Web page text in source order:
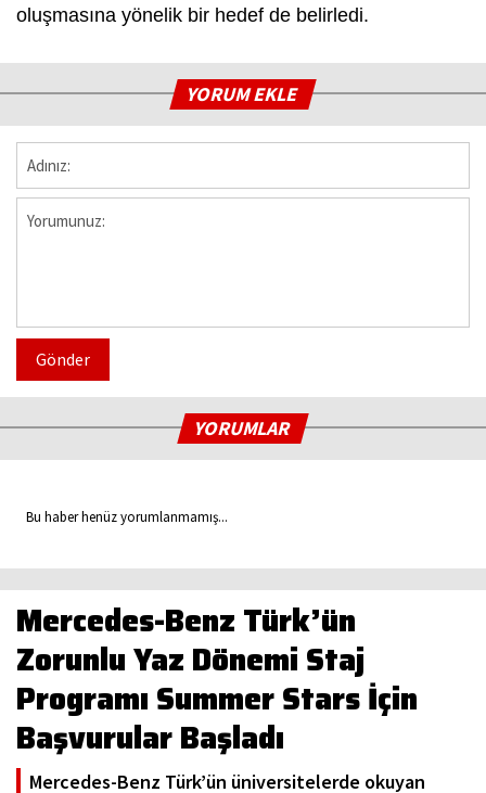
oluşmasına yönelik bir hedef de belirledi.
YORUM EKLE
Gönder
YORUMLAR
Bu haber henüz yorumlanmamış...
Mercedes-Benz Türk’ün
Zorunlu Yaz Dönemi Staj
Programı Summer Stars İçin
Başvurular Başladı
Mercedes-Benz Türk’ün üniversitelerde okuyan